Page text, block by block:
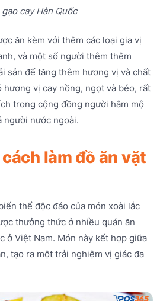
cay Hàn Quốc
ăn kèm với thêm các loại gia vị
và một số người thêm thêm
sản để tăng thêm hương vị và chất
vị cay nồng, ngọt và béo, rất
trong cộng đồng người hâm mộ
người nước ngoài.
làm đồ ăn vặt
thể độc đáo của món xoài lắc
thưởng thức ở nhiều quán ăn
ở Việt Nam. Món này kết hợp giữa
tạo ra một trải nghiệm vị giác đa